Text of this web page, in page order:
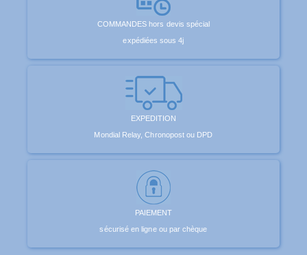
COMMANDES hors devis spécial
expédiées sous 4j
EXPEDITION
Mondial Relay, Chronopost ou DPD
PAIEMENT
sécurisé en ligne ou par chèque